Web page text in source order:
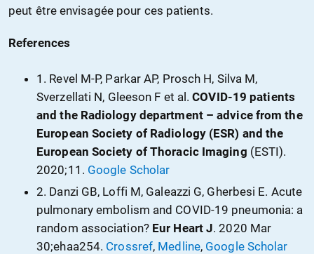
peut être envisagée pour ces patients.
References
1. Revel M-P, Parkar AP, Prosch H, Silva M,
Sverzellati N, Gleeson F et al.COVID-19 patients
and the Radiology department – advice from the
European Society of Radiology (ESR) and the
European Society of Thoracic Imaging (ESTI).
2020;11. Google Scholar
2. Danzi GB, Loffi M, Galeazzi G, Gherbesi E. Acute
pulmonary embolism and COVID-19 pneumonia: a
random association? Eur Heart J.2020 Mar
30;ehaa254. Crossref, Medline, Google Scholar